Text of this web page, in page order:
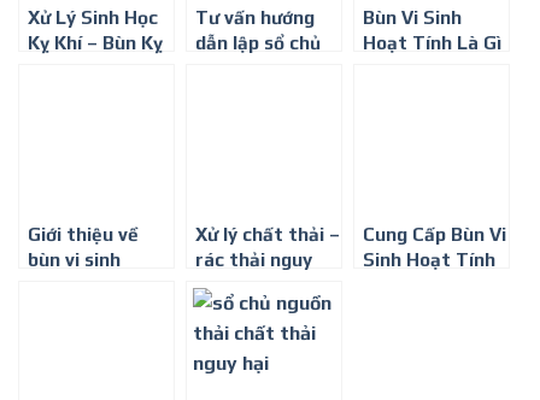
Xử Lý Sinh Học
Kỵ Khí – Bùn Kỵ
Tư vấn hướng
dẫn lập sổ chủ
Bùn Vi Sinh
Hoạt Tính Là Gì
Giới thiệu về
bùn vi sinh
Xử lý chất thải –
rác thải nguy
hại hiệu quả
nhất
Cung Cấp Bùn Vi
Sinh Hoạt Tính